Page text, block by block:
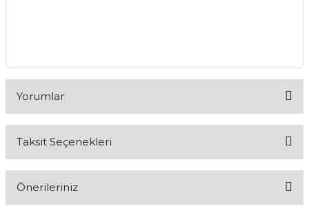
Yorumlar
Taksit Seçenekleri
Önerileriniz